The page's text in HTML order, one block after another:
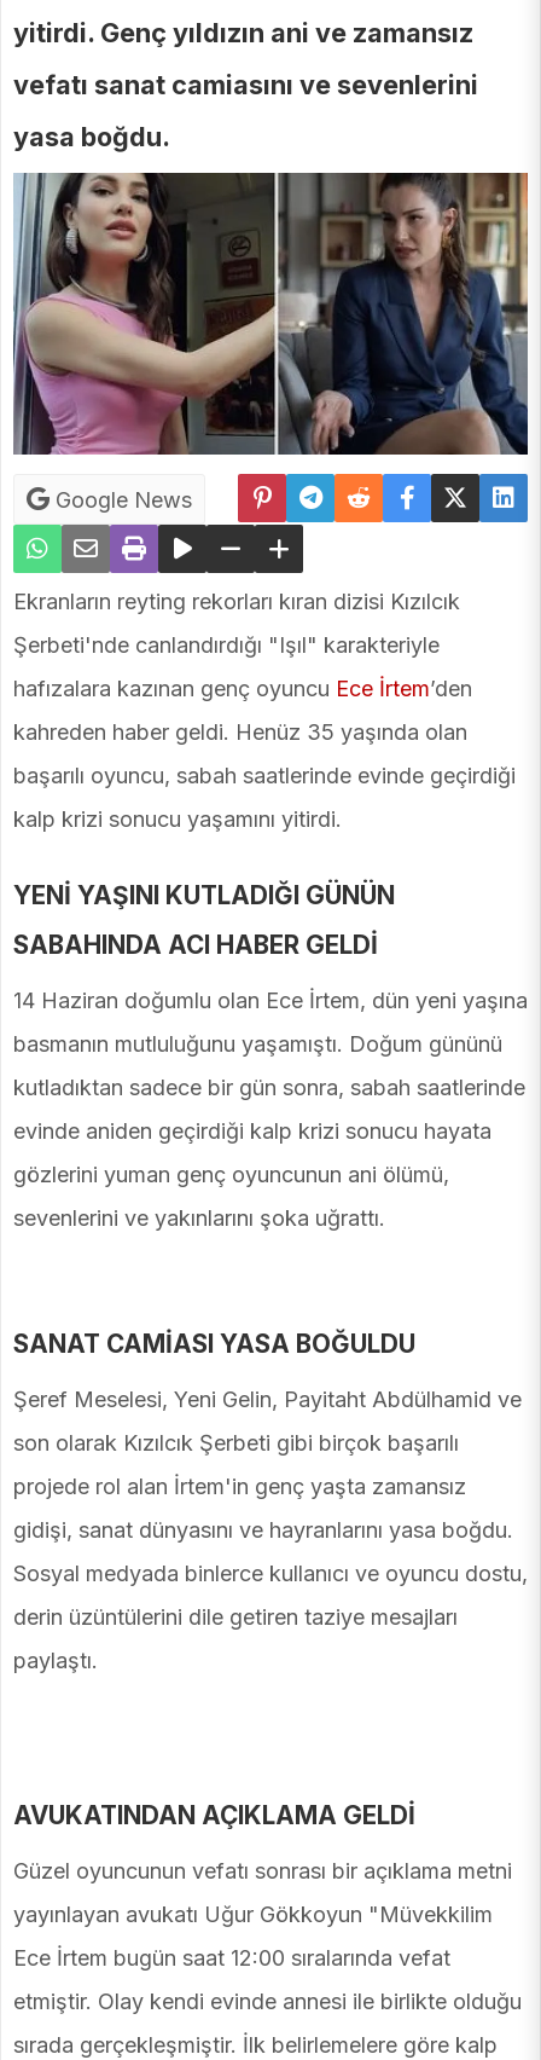
yitirdi. Genç yıldızın ani ve zamansız
vefatı sanat camiasını ve sevenlerini
yasa boğdu.
Google News
Ekranların reyting rekorları kıran dizisi Kızılcık
Şerbeti'nde canlandırdığı "Işıl" karakteriyle
hafızalara kazınan genç oyuncu Ece İrtem’den
kahreden haber geldi. Henüz 35 yaşında olan
başarılı oyuncu, sabah saatlerinde evinde geçirdiği
kalp krizi sonucu yaşamını yitirdi.
YENİ YAŞINI KUTLADIĞI GÜNÜN
SABAHINDA ACI HABER GELDİ
14 Haziran doğumlu olan Ece İrtem, dün yeni yaşına
basmanın mutluluğunu yaşamıştı. Doğum gününü
kutladıktan sadece bir gün sonra, sabah saatlerinde
evinde aniden geçirdiği kalp krizi sonucu hayata
gözlerini yuman genç oyuncunun ani ölümü,
sevenlerini ve yakınlarını şoka uğrattı.
SANAT CAMİASI YASA BOĞULDU
Şeref Meselesi, Yeni Gelin, Payitaht Abdülhamid ve
son olarak Kızılcık Şerbeti gibi birçok başarılı
projede rol alan İrtem'in genç yaşta zamansız
gidişi, sanat dünyasını ve hayranlarını yasa boğdu.
Sosyal medyada binlerce kullanıcı ve oyuncu dostu,
derin üzüntülerini dile getiren taziye mesajları
paylaştı.
AVUKATINDAN AÇIKLAMA GELDİ
Güzel oyuncunun vefatı sonrası bir açıklama metni
yayınlayan avukatı Uğur Gökkoyun "Müvekkilim
Ece İrtem bugün saat 12:00 sıralarında vefat
etmiştir. Olay kendi evinde annesi ile birlikte olduğu
sırada gerçekleşmiştir. İlk belirlemelere göre kalp